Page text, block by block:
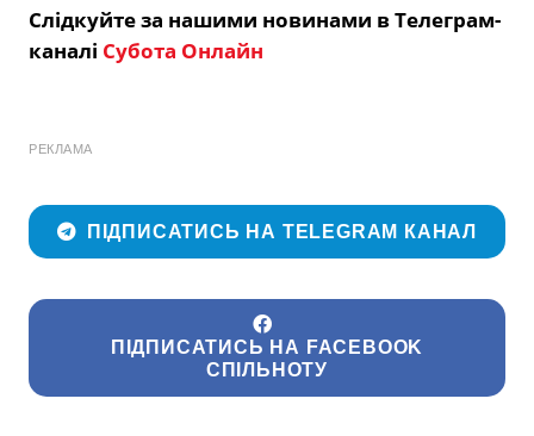
Слідкуйте за нашими новинами в Телеграм-
каналі Субота Онлайн
РЕКЛАМА
ПІДПИСАТИСЬ НА TELEGRAM КАНАЛ
ПІДПИСАТИСЬ НА FACEBOOK
СПІЛЬНОТУ